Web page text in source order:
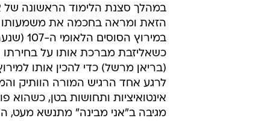
במהלך סצנת הלימוד הראשונה של
הזאת ומראה בחכמה את משמעותו
כשאליזבת מברכת אותו על
(בריאן מרשל) כדי להכין אותו
לרגע אחד הרגיש המורה הוותיק
אינטואיציות ותחושות בטן,
מגיבה ב"אני מבינה" מתנשא מעט,